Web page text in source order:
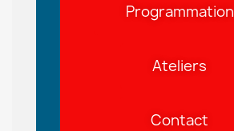
Programmation
Ateliers
Contact